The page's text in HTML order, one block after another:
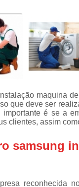
Assistências
técnicas de
microondas
Conserto de
máquinas de
lavar
adega
Consertos de
geladeiras
expositoras
Instalação de
fogões
maquina
que deve ser
é se a
clientes, assim
samsung
reconhecida